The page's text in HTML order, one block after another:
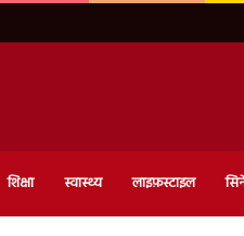
शिक्षा स्वास्थ्य लाइफ़स्टाइल